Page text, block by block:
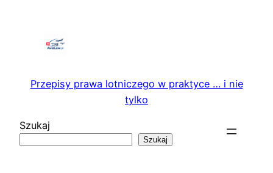
Przepisy prawa lotniczego w praktyce … i nie
tylko
Szukaj
Szukaj